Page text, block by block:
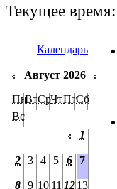
Текущее
Календарь
Август 2026
ПнВтСрЧтПтСб
Вс
1
2 3 4 5 6 7
8 9 10 11 1213